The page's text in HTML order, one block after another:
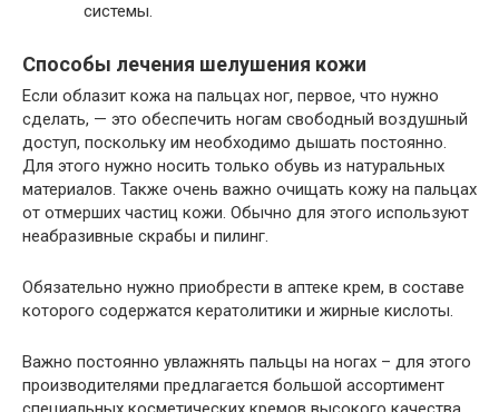
системы.
Способы лечения шелушения кожи
Если облазит кожа на пальцах ног, первое, что нужно
сделать, — это обеспечить ногам свободный воздушный
доступ, поскольку им необходимо дышать постоянно.
Для этого нужно носить только обувь из натуральных
материалов. Также очень важно очищать кожу на пальцах
от отмерших частиц кожи. Обычно для этого используют
неабразивные скрабы и пилинг.
Обязательно нужно приобрести в аптеке крем, в составе
которого содержатся кератолитики и жирные кислоты.
Важно постоянно увлажнять пальцы на ногах – для этого
производителями предлагается большой ассортимент